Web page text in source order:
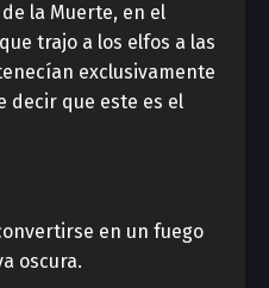
de la Muerte, en el
trajo a los elfos a las
exclusivamente
decir que este es el
en un fuego
oscura.